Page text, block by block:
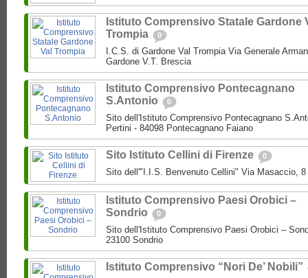
Istituto Comprensivo Statale Gardone
Trompia
0
I.C.S. di Gardone Val Trompia Via Generale
Gardone V.T. Brescia
Istituto Comprensivo Pontecagnano
S.Antonio
0
Sito dell'Istituto Comprensivo Pontecagnano
Pertini - 84098 Pontecagnano Faiano
Sito Istituto Cellini di Firenze 0
Sito dell'"I.I.S. Benvenuto Cellini" Via Masaccio, 8
Istituto Comprensivo Paesi Orobici –
Sondrio
0
Sito dell'Istituto Comprensivo Paesi Orobici –
23100 Sondrio
Istituto Comprensivo “Nori De’ Nobili”